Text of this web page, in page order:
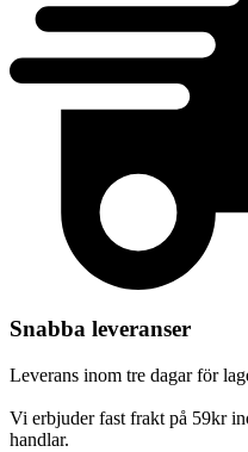
Snabba leveranser
Leverans inom tre dagar för
Vi erbjuder fast frakt på 59kr
handlar.